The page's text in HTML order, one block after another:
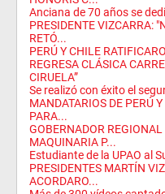
Anciana de 70 años se
PRESIDENTE VIZCARRA:
RETÓ...
PERÚ Y CHILE
REGRESA CLÁSICA
CIRUELA”
Se realizó con éxito el
MANDATARIOS DE PERÚ
PARA...
GOBERNADOR
MAQUINARIA P...
Estudiante de la UPAO al
PRESIDENTES MARTÍN
ACORDARO...